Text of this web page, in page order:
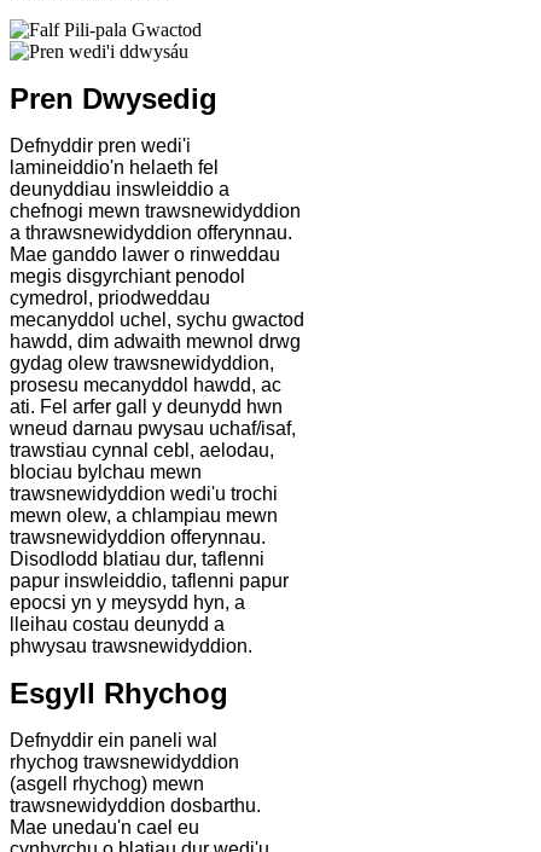
Pren Dwysedig
Defnyddir pren wedi'i
lamineiddio'n helaeth fel
deunyddiau inswleiddio a
chefnogi mewn trawsnewidyddion
a thrawsnewidyddion offerynnau.
Mae ganddo lawer o rinweddau
megis disgyrchiant penodol
cymedrol, priodweddau
mecanyddol uchel, sychu gwactod
hawdd, dim adwaith mewnol drwg
gydag olew trawsnewidyddion,
prosesu mecanyddol hawdd, ac
ati. Fel arfer gall y deunydd hwn
wneud darnau pwysau uchaf/isaf,
trawstiau cynnal cebl, aelodau,
blociau bylchau mewn
trawsnewidyddion wedi'u trochi
mewn olew, a chlampiau mewn
trawsnewidyddion offerynnau.
Disodlodd blatiau dur, taflenni
papur inswleiddio, taflenni papur
epocsi yn y meysydd hyn, a
lleihau costau deunydd a
phwysau trawsnewidyddion.
Esgyll Rhychog
Defnyddir ein paneli wal
rhychog trawsnewidyddion
(asgell rhychog) mewn
trawsnewidyddion dosbarthu.
Mae unedau'n cael eu